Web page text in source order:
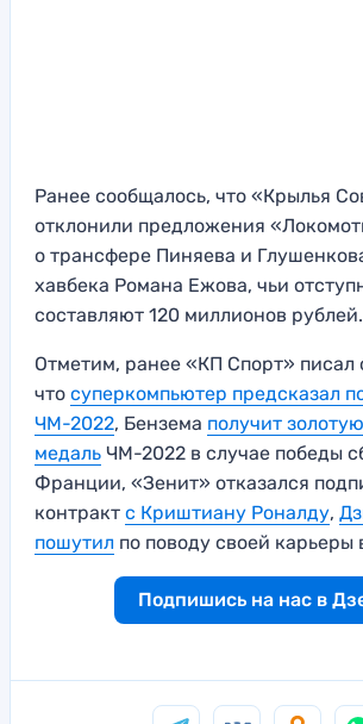
Ранее сообщалось, что «Крылья
отклонили предложения
о трансфере Пиняева и
хавбека Романа Ежова, чьи
составляют 120 миллионов рублей.
Отметим, ранее «КП Спорт» писал
что суперкомпьютер предсказал
ЧМ-2022, Бензема получит золотую
медаль ЧМ-2022 в случае победы
Франции, «Зенит» отказался
контракт с Криштиану Роналду,
пошутил по поводу своей карьеры
Подпишись на нас в